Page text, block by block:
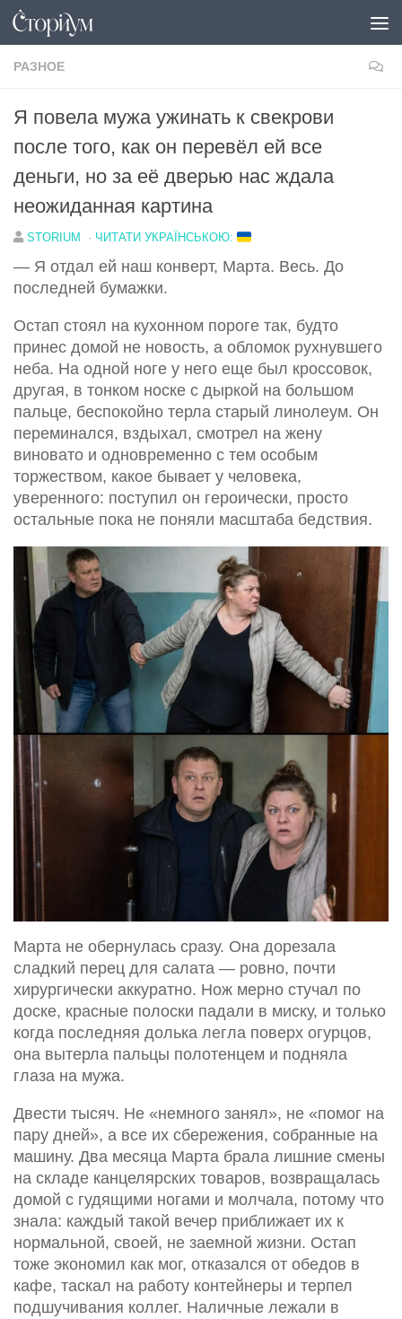
Под записью
РАЗНОЕ
Я повела мужа ужинать к свекрови
после того, как он перевёл ей все
деньги, но за её дверью нас ждала
неожиданная картина
STORIUM · ЧИТАТИ УКРАЇНСЬКОЮ:
— Я отдал ей наш конверт, Марта. Весь. До
последней бумажки.
Остап стоял на кухонном пороге так, будто
принес домой не новость, а обломок рухнувшего
неба. На одной ноге у него еще был кроссовок,
другая, в тонком носке с дыркой на большом
пальце, беспокойно терла старый линолеум. Он
переминался, вздыхал, смотрел на жену
виновато и одновременно с тем особым
торжеством, какое бывает у человека,
уверенного: поступил он героически, просто
остальные пока не поняли масштаба бедствия.
Марта не обернулась сразу. Она дорезала
сладкий перец для салата — ровно, почти
хирургически аккуратно. Нож мерно стучал по
доске, красные полоски падали в миску, и только
когда последняя долька легла поверх огурцов,
она вытерла пальцы полотенцем и подняла
глаза на мужа.
Двести тысяч. Не «немного занял», не «помог на
пару дней», а все их сбережения, собранные на
машину. Два месяца Марта брала лишние смены
на складе канцелярских товаров, возвращалась
домой с гудящими ногами и молчала, потому что
знала: каждый такой вечер приближает их к
нормальной, своей, не заемной жизни. Остап
тоже экономил как мог, отказался от обедов в
кафе, таскал на работу контейнеры и терпел
подшучивания коллег. Наличные лежали в